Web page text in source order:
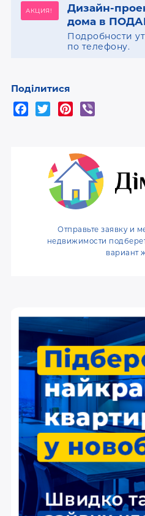
АКЦИЯ!
Дизайн-
дома в
Подробности
по телефону.
Поділитися
t
e
r
t
e
e
s
t
r
Отправьте заявку и
недвижимости
вариант